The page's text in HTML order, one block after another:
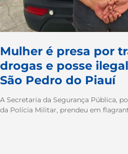
Mulher é presa por
drogas e posse
São Pedro do Piauí
A Secretaria da Segurança Pública,
da Polícia Militar, prendeu em